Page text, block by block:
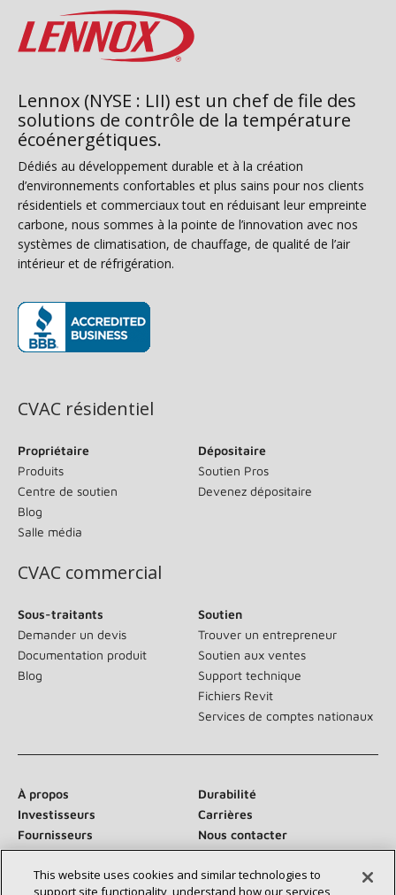
Lennox (NYSE : LII) est un chef de file des
solutions de contrôle de la température
écoénergétiques.
Dédiés au développement durable et à la création
d’environnements confortables et plus sains pour nos clients
résidentiels et commerciaux tout en réduisant leur empreinte
carbone, nous sommes à la pointe de l’innovation avec nos
systèmes de climatisation, de chauffage, de qualité de l’air
intérieur et de réfrigération.
CVAC résidentiel
Propriétaire
Produits
Centre de soutien
Blog
Salle média
Dépositaire
Soutien Pros
Devenez dépositaire
CVAC commercial
Sous-traitants
Demander un devis
Documentation produit
Blog
Soutien
Trouver un entrepreneur
Soutien aux ventes
Support technique
Fichiers Revit
Services de comptes nationaux
À propos
Durabilité
Investisseurs
Carrières
Fournisseurs
Nous contacter
Salle de presse
This website uses cookies and similar technologies to
support site functionality, understand how our services